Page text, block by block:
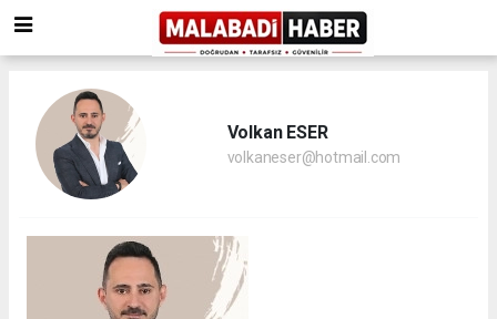
Volkan ESER
volkaneser@hotmail.com